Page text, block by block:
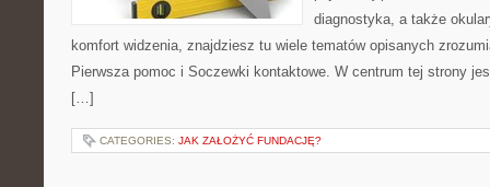
diagnostyka, a także
komfort widzenia, znajdziesz tu wiele tematów opisanych
Pierwsza pomoc i Soczewki kontaktowe. W centrum tej strony
[…]
CATEGORIES: JAK ZAŁOŻYĆ FUNDACJĘ?